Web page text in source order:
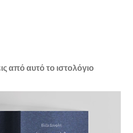
από αυτό το ιστολόγιο